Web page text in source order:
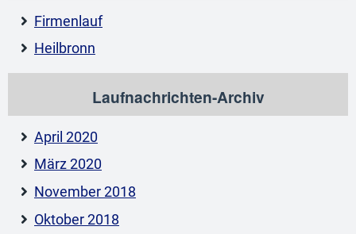
Firmenlauf
Heilbronn
Laufnachrichten-Archiv
April 2020
März 2020
November 2018
Oktober 2018